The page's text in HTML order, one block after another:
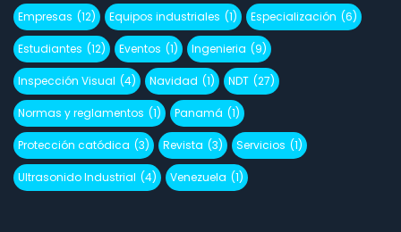
Empresas (12) Equipos industriales (1) Especialización (6)
Estudiantes (12) Eventos (1) Ingenieria (9)
Inspección Visual (4) Navidad (1) NDT (27)
Normas y reglamentos (1) Panamá (1)
Protección catódica (3) Revista (3) Servicios (1)
Ultrasonido Industrial (4) Venezuela (1)